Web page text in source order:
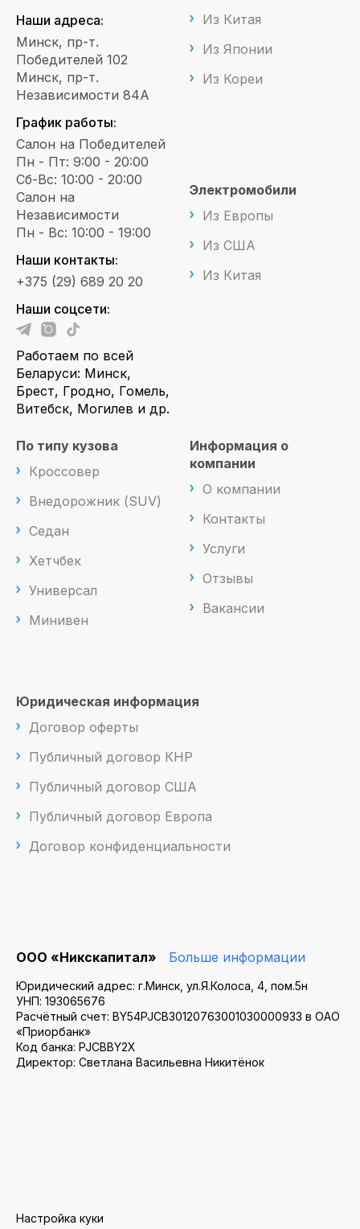
Наши адреса:
Минск, пр-т.
Победителей 102
Минск, пр-т.
Независимости 84А
График работы:
Салон на Победителей
Пн - Пт: 9:00 - 20:00
Сб-Вс: 10:00 - 20:00
Салон на
Независимости
Пн - Вс: 10:00 - 19:00
Наши контакты:
+375 (29) 689 20 20
Наши соцсети:
Работаем по всей
Беларуси: Минск,
Брест, Гродно, Гомель,
Витебск, Могилев и др.
Из Китая
Из Японии
Из Кореи
Электромобили
Из Европы
Из США
Из Китая
По типу кузова
Кроссовер
Внедорожник (SUV)
Седан
Хетчбек
Универсал
Минивен
Информация о
компании
О компании
Контакты
Услуги
Отзывы
Вакансии
Юридическая информация
Договор оферты
Публичный договор КНР
Публичный договор США
Публичный договор Европа
Договор конфиденциальности
ООО «Никскапитал» Больше информации
Юридический адрес: г.Минск, ул.Я.Колоса, 4, пом.5н
УНП: 193065676
Расчётный счет: BY54PJCB30120763001030000933 в ОАО
«Приорбанк»
Код банка: PJCBBY2X
Директор: Светлана Васильевна Никитёнок
Настройка куки